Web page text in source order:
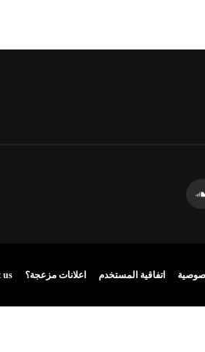
اتفاقية المستخدم اعلانات مزعجة؟ us